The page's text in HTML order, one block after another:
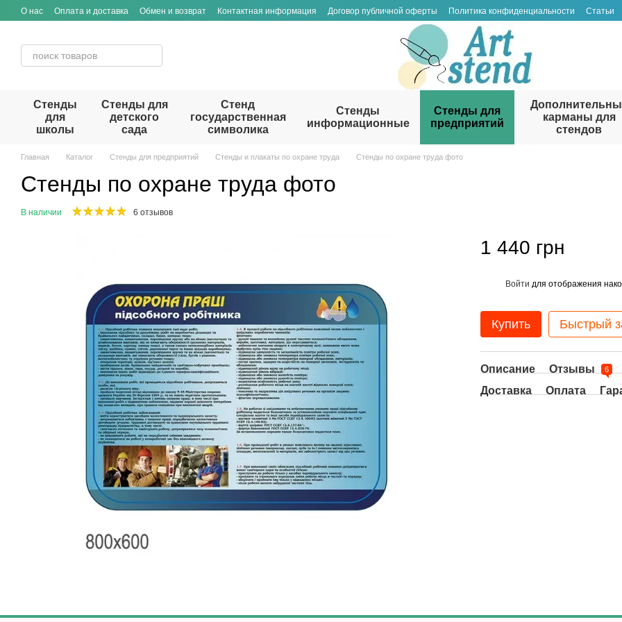
Перейти к основному контенту
О нас Оплата и доставка Обмен и возврат Контактная информация Договор публичной оферты Политика конфиденциальности Статьи
Стенды
для
школы
Стенды для
детского
сада
Стенд
государственная
символика
Стенды
информационные
Стенды для
предприятий
карманы для
стендов
Главная Каталог Стенды для предприятий Стенды и плакаты по охране труда Cтенды по охране труда фото
Cтенды по охране труда фото
В наличии 6 отзывов
1 440 грн
Войти для отображения
Купить Быстрый
Описание Отзывы 6
Доставка Оплата